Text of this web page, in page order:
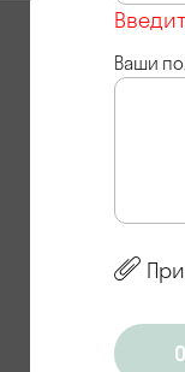
Ваши